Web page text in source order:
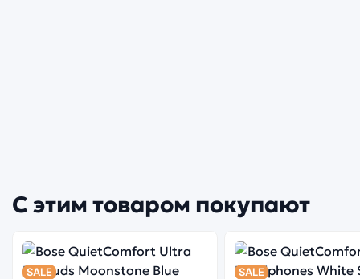
С этим товаром покупают
SALE
SALE